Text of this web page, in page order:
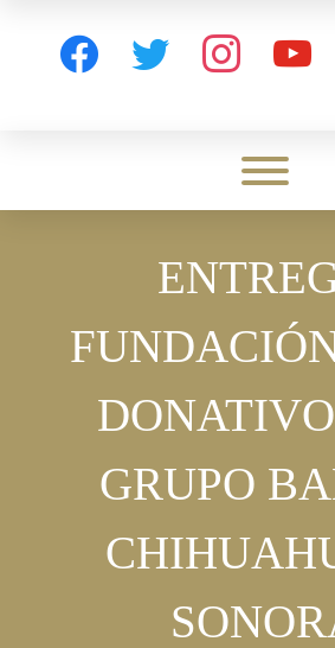
facebook twitter instagram youtube
Toggle
GRUPO